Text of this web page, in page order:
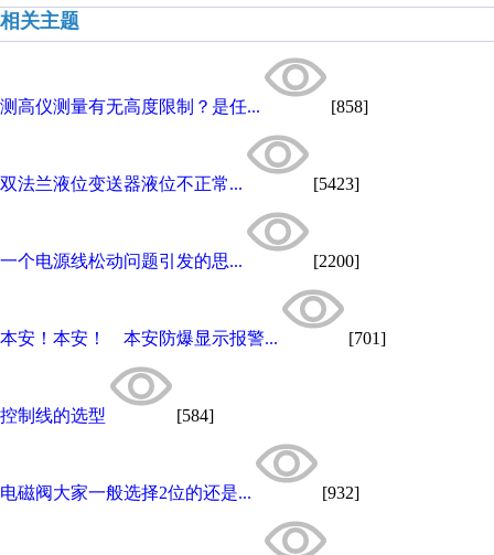
相关主题
测高仪测量有无高度限制？是任... [858]
双法兰液位变送器液位不正常... [5423]
一个电源线松动问题引发的思... [2200]
本安！本安！ 本安防爆显示报警... [701]
控制线的选型 [584]
电磁阀大家一般选择2位的还是... [932]